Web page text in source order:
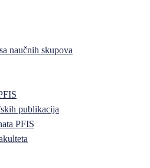
naučnih skupova
publikacija
PFIS